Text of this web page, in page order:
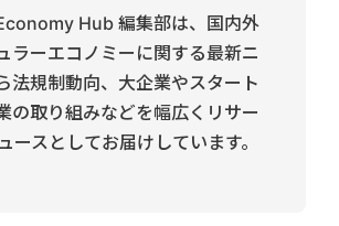
Hub 編集部は、国内外
ラーエコノミーに関する最新ニ
法規制動向、大企業やスタート
の取り組みなどを幅広くリサー
ースとしてお届けしています。